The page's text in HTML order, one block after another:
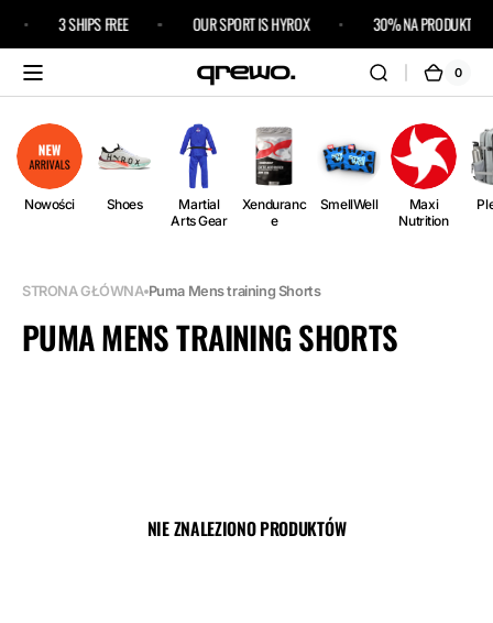
do
treści
3 SHIPS FREE OUR SPORT IS HYROX 30% NA PRODUKTY
0
0
i)
Nowości Shoes
Martial
Arts Gear
Xenduranc
e
SmellWell
Maxi
Nutrition
STRONA GŁÓWNA Puma Mens training Shorts
KOLEKCJA:
PUMA MENS TRAINING SHORTS
NIE ZNALEZIONO PRODUKTÓW